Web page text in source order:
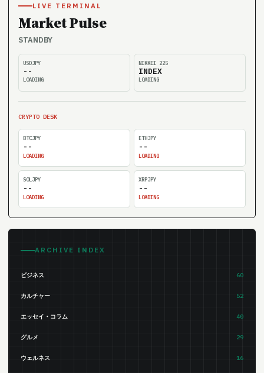
LIVE TERMINAL
Market Pulse
STANDBY
USDJPY
--
LOADING
NIKKEI 225
INDEX
LOADING
CRYPTO DESK
BTCJPY
--
LOADING
ETHJPY
--
LOADING
SOLJPY
--
LOADING
XRPJPY
--
LOADING
ARCHIVE INDEX
ビジネス 60
カルチャー 52
エッセイ・コラム 40
グルメ 29
ウェルネス 16